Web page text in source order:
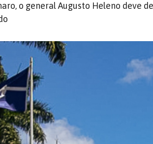
o general Augusto Heleno deve